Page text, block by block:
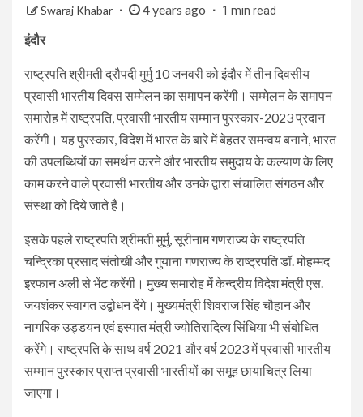
Swaraj Khabar 4 years ago 1 min read
इंदौर
राष्ट्रपति श्रीमती द्रौपदी मुर्मु 10 जनवरी को इंदौर में तीन दिवसीय
प्रवासी भारतीय दिवस सम्मेलन का समापन करेंगी। सम्मेलन के समापन
समारोह में राष्ट्रपति, प्रवासी भारतीय सम्मान पुरस्कार-2023 प्रदान
करेंगी। यह पुरस्कार, विदेश में भारत के बारे में बेहतर समन्वय बनाने, भारत
की उपलब्धियों का समर्थन करने और भारतीय समुदाय के कल्याण के लिए
काम करने वाले प्रवासी भारतीय और उनके द्वारा संचालित संगठन और
संस्था को दिये जाते हैं।
इसके पहले राष्ट्रपति श्रीमती मुर्मु, सूरीनाम गणराज्य के राष्ट्रपति
चन्द्रिका प्रसाद संतोखी और गुयाना गणराज्य के राष्ट्रपति डॉ. मोहम्मद
इरफान अली से भेंट करेंगी। मुख्य समारोह में केन्द्रीय विदेश मंत्री एस.
जयशंकर स्वागत उद्बोधन देंगे। मुख्यमंत्री शिवराज सिंह चौहान और
नागरिक उड्डयन एवं इस्पात मंत्री ज्योतिरादित्य सिंधिया भी संबोधित
करेंगे। राष्ट्रपति के साथ वर्ष 2021 और वर्ष 2023 में प्रवासी भारतीय
सम्मान पुरस्कार प्राप्त प्रवासी भारतीयों का समूह छायाचित्र लिया
जाएगा।